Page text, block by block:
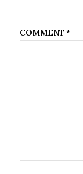
COMMENT *